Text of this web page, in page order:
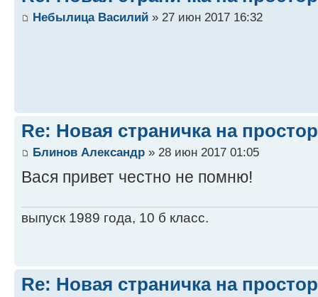
Небылица Василий » 27 июн 2017 16:32
Re: Новая страничка на
Блинов Александр » 28 июн 2017 01:05
Вася привет честно не помню!
выпуск 1989 года, 10 б класс.
Re: Новая страничка на